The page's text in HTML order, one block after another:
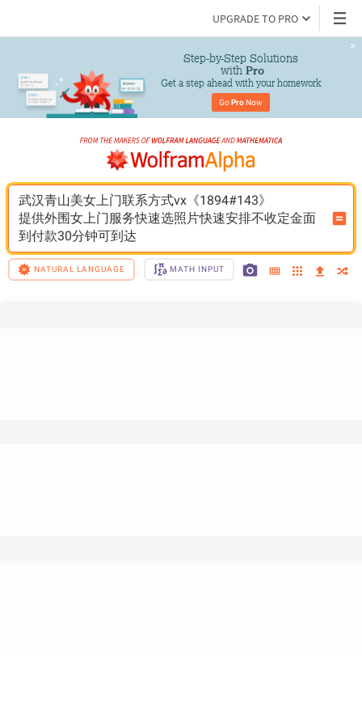
UPGRADE TO PRO
Step-by-Step Solutions
with Pro
Get a step ahead with your homework
Go Pro Now
武汉青山美女上门联系方式vx《1894#143》
提供外围女上门服务快速选照片快速安排不收定金面
到付款30分钟可到达
NATURAL LANGUAGE MATH INPUT